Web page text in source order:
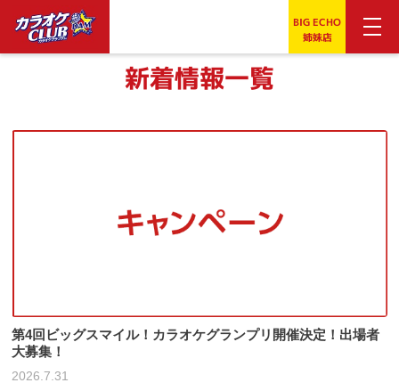
BIG ECHO
姉妹店
新着情報一覧
第4回ビッグスマイル！カラオケグランプリ開催決定！出場者
大募集！
2026.7.31